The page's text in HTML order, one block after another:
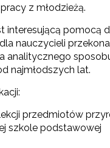
z młodzieżą.
interesującą pomocą
nauczycieli
analitycznego
najmłodszych lat.
przedmiotów
szkole podstawowej